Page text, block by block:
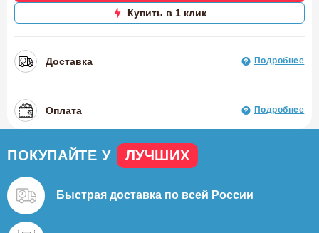
Купить в 1 клик
Доставка Подробнее
Оплата Подробнее
ПОКУПАЙТЕ У ЛУЧШИХ
Быстрая доставка по всей России